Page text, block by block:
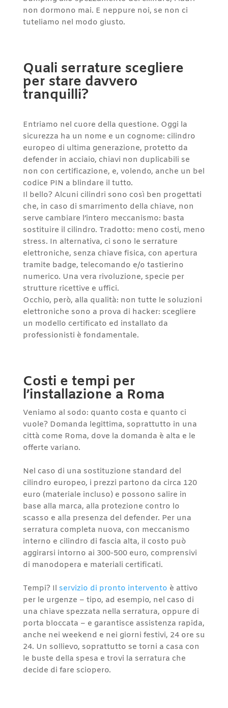
non dormono mai. E neppure noi, se non ci
tuteliamo nel modo giusto.
Quali serrature scegliere
per stare davvero
tranquilli?
Entriamo nel cuore della questione. Oggi la
sicurezza ha un nome e un cognome: cilindro
europeo di ultima generazione, protetto da
defender in acciaio, chiavi non duplicabili se
non con certificazione, e, volendo, anche un bel
codice PIN a blindare il tutto.
Il bello? Alcuni cilindri sono così ben progettati
che, in caso di smarrimento della chiave, non
serve cambiare l’intero meccanismo: basta
sostituire il cilindro. Tradotto: meno costi, meno
stress. In alternativa, ci sono le serrature
elettroniche, senza chiave fisica, con apertura
tramite badge, telecomando e/o tastierino
numerico. Una vera rivoluzione, specie per
strutture ricettive e uffici.
Occhio, però, alla qualità: non tutte le soluzioni
elettroniche sono a prova di hacker: scegliere
un modello certificato ed installato da
professionisti è fondamentale.
Costi e tempi per
l’installazione a Roma
Veniamo al sodo: quanto costa e quanto ci
vuole? Domanda legittima, soprattutto in una
città come Roma, dove la domanda è alta e le
offerte variano.
Nel caso di una sostituzione standard del
cilindro europeo, i prezzi partono da circa 120
euro (materiale incluso) e possono salire in
base alla marca, alla protezione contro lo
scasso e alla presenza del defender. Per una
serratura completa nuova, con meccanismo
interno e cilindro di fascia alta, il costo può
aggirarsi intorno ai 300-500 euro, comprensivi
di manodopera e materiali certificati.
Tempi? Il servizio di pronto intervento è attivo
per le urgenze – tipo, ad esempio, nel caso di
una chiave spezzata nella serratura, oppure di
porta bloccata – e garantisce assistenza rapida,
anche nei weekend e nei giorni festivi, 24 ore su
24. Un sollievo, soprattutto se torni a casa con
le buste della spesa e trovi la serratura che
decide di fare sciopero.